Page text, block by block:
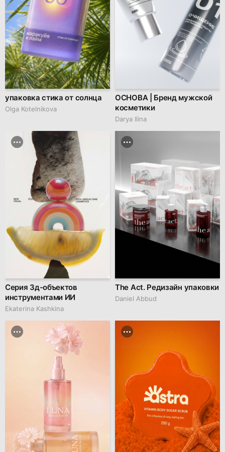
упаковка стика от солнца
Olga Kotelnikova
ОСНОВА | Бренд мужской
косметики
Darya Ilina
Серия 3д-объектов
инструментами ИИ
Ekaterina Kashkina
The Act. Редизайн упаковки
Daniel Abbud